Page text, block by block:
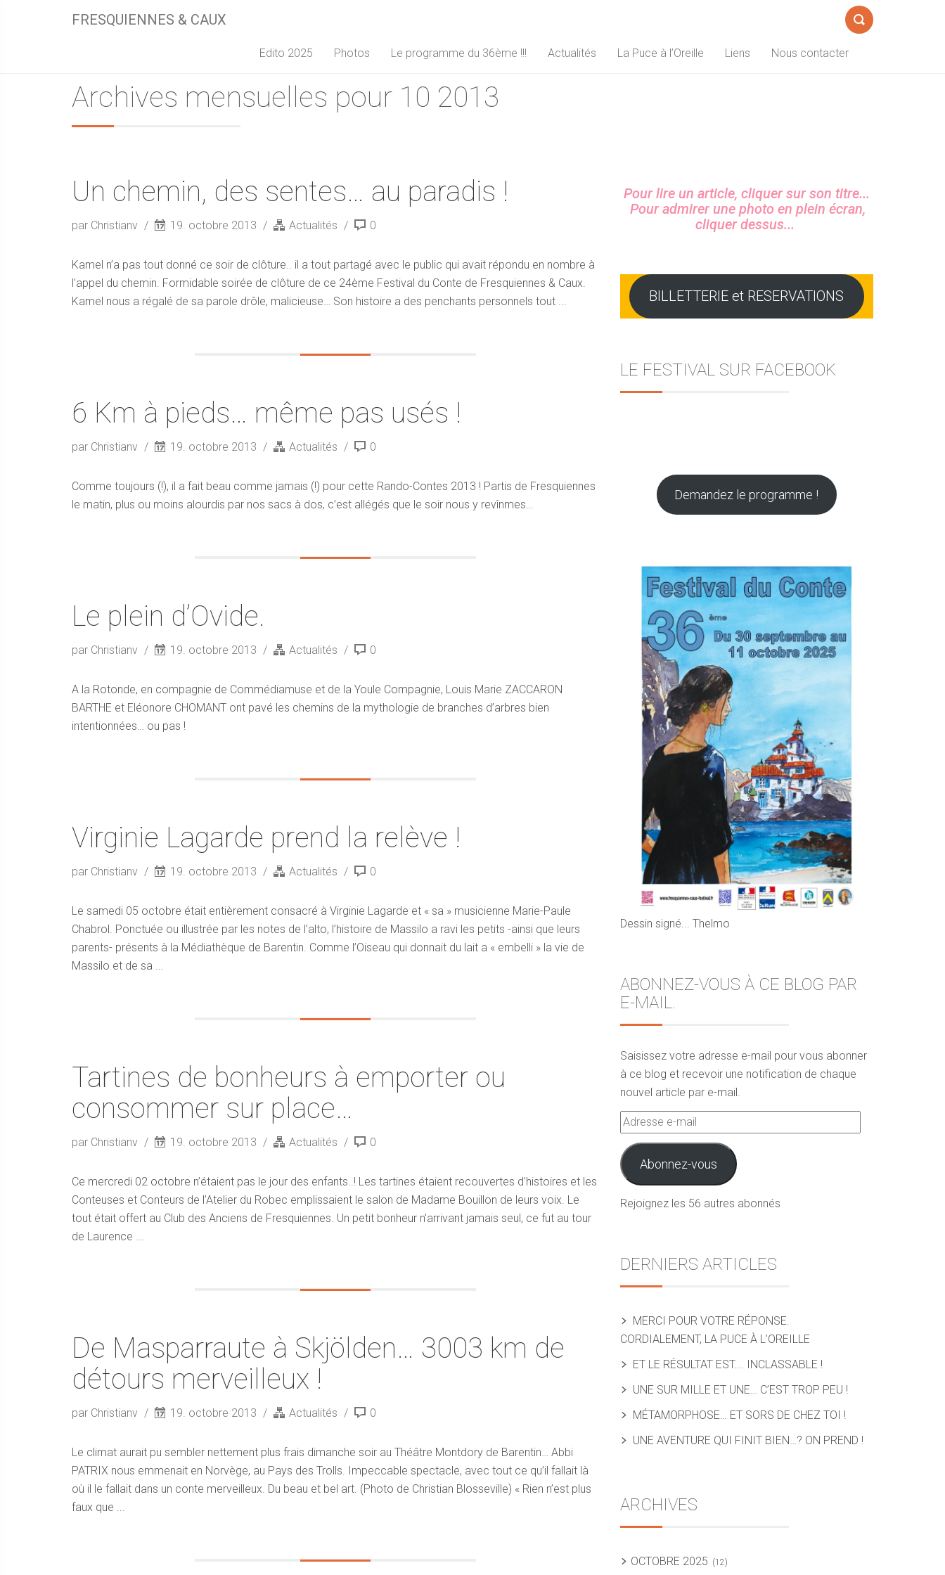
FRESQUIENNES & CAUX
de
Edito 2025 Photos Le programme du 36ème !!! Actualités La Puce à l’Oreille Liens Nous contacter
Archives mensuelles pour 10 2013
Un chemin, des sentes… au paradis !
par Christianv 19. octobre 2013 Actualités 0
Kamel n’a pas tout donné ce soir de clôture.. il a tout partagé avec le public qui avait répondu en nombre à
l’appel du chemin. Formidable soirée de clôture de ce 24ème Festival du Conte de Fresquiennes & Caux.
Kamel nous a régalé de sa parole drôle, malicieuse… Son histoire a des penchants personnels tout ...
6 Km à pieds… même pas usés !
par Christianv 19. octobre 2013 Actualités 0
Comme toujours (!), il a fait beau comme jamais (!) pour cette Rando-Contes 2013 ! Partis de Fresquiennes
le matin, plus ou moins alourdis par nos sacs à dos, c’est allégés que le soir nous y revînmes…
Le plein d’Ovide.
par Christianv 19. octobre 2013 Actualités 0
A la Rotonde, en compagnie de Commédiamuse et de la Youle Compagnie, Louis Marie ZACCARON
BARTHE et Eléonore CHOMANT ont pavé les chemins de la mythologie de branches d’arbres bien
intentionnées… ou pas !
Virginie Lagarde prend la relève !
par Christianv 19. octobre 2013 Actualités 0
Le samedi 05 octobre était entièrement consacré à Virginie Lagarde et « sa » musicienne Marie-Paule
Chabrol. Ponctuée ou illustrée par les notes de l’alto, l’histoire de Massilo a ravi les petits -ainsi que leurs
parents- présents à la Médiathèque de Barentin. Comme l’Oiseau qui donnait du lait a « embelli » la vie de
Massilo et de sa ...
Tartines de bonheurs à emporter ou
consommer sur place…
par Christianv 19. octobre 2013 Actualités 0
Ce mercredi 02 octobre n’étaient pas le jour des enfants..! Les tartines étaient recouvertes d’histoires et les
Conteuses et Conteurs de l’Atelier du Robec emplissaient le salon de Madame Bouillon de leurs voix. Le
tout était offert au Club des Anciens de Fresquiennes. Un petit bonheur n’arrivant jamais seul, ce fut au tour
de Laurence ...
De Masparraute à Skjölden… 3003 km de
détours merveilleux !
par Christianv 19. octobre 2013 Actualités 0
Le climat aurait pu sembler nettement plus frais dimanche soir au Théâtre Montdory de Barentin… Abbi
PATRIX nous emmenait en Norvège, au Pays des Trolls. Impeccable spectacle, avec tout ce qu’il fallait là
où il le fallait dans un conte merveilleux. Du beau et bel art. (Photo de Christian Blosseville) « Rien n’est plus
faux que ...
Sidebar
Pour lire un article, cliquer sur son titre...
Pour admirer une photo en plein écran,
cliquer dessus...
BILLETTERIE et RESERVATIONS
LE FESTIVAL SUR FACEBOOK
Demandez le programme !
Dessin signé... Thelmo
ABONNEZ-VOUS À CE BLOG PAR
E-MAIL.
Saisissez votre adresse e-mail pour vous abonner
à ce blog et recevoir une notification de chaque
nouvel article par e-mail.
Adresse
e-
mail
Abonnez-vous
Rejoignez les 56 autres abonnés
DERNIERS ARTICLES
MERCI POUR VOTRE RÉPONSE.
CORDIALEMENT, LA PUCE À L’OREILLE
ET LE RÉSULTAT EST…. INCLASSABLE !
UNE SUR MILLE ET UNE… C’EST TROP PEU !
MÉTAMORPHOSE… ET SORS DE CHEZ TOI !
UNE AVENTURE QUI FINIT BIEN…? ON PREND !
ARCHIVES
OCTOBRE 2025 (12)